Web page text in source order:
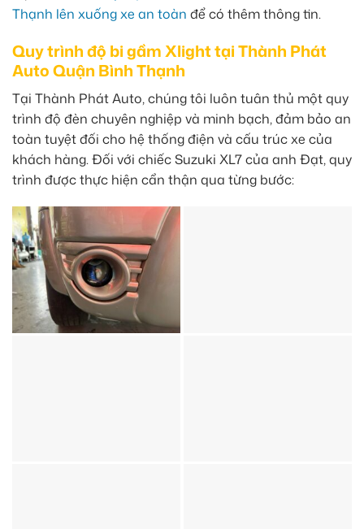
Thạnh lên xuống xe an toàn để có thêm thông tin.
Quy trình độ bi gầm Xlight tại Thành Phát
Auto Quận Bình Thạnh
Tại Thành Phát Auto, chúng tôi luôn tuân thủ một quy
trình độ đèn chuyên nghiệp và minh bạch, đảm bảo an
toàn tuyệt đối cho hệ thống điện và cấu trúc xe của
khách hàng. Đối với chiếc Suzuki XL7 của anh Đạt, quy
trình được thực hiện cẩn thận qua từng bước: